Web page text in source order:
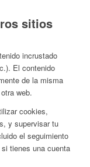
sitios
incrustado
El contenido
de la misma
web.
cookies,
y supervisar tu
el seguimiento
tienes una cuenta